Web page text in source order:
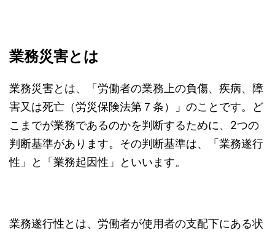
業務災害とは
業務災害とは、「労働者の業務上の負傷、疾病、障
害又は死亡（労災保険法第７条）」のことです。ど
こまでが業務であるのかを判断するために、2つの
判断基準があります。その判断基準は、「業務遂行
性」と「業務起因性」といいます。
業務遂行性とは、労働者が使用者の支配下にある状